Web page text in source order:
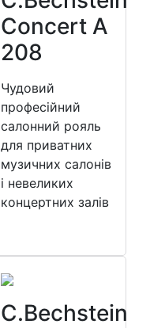
Concert A
208
Чудовий
професійний
салонний рояль
для приватних
музичних салонів
і невеликих
концертних залів
C.Bechstein